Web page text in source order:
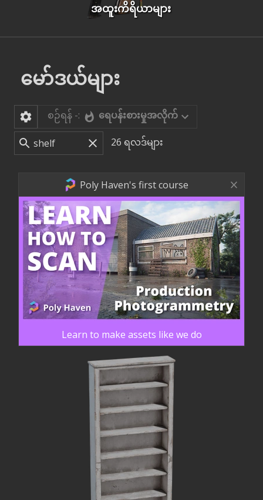
အထူးကိရိယာများ
မော်ဒယ်များ
စဉ်ရန် -: ရေပန်းစားမှုအလိုက်
26 ရလဒ်များ
Poly Haven's first course
Learn to make assets like we do